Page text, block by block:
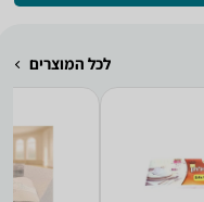
לכל המוצרים